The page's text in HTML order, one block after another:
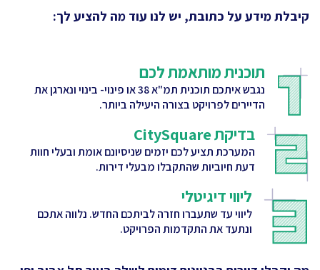
קיבלת מידע על כתובת, יש לנו עוד מה להציע לך:
תוכנית מותאמת לכם
נגבש איתכם תוכנית תמ"א 38 או פינוי- בינוי ונארגן את
הדיירים לפרויקט בצורה היעילה ביותר.
בדיקת CitySquare
המערכת תציע לכם יזמים שניסיונם אומת ובעלי חוות
דעת חיוביות שהתקבלו מבעלי דירות.
ליווי דיגיטלי
ליווי עד שתעברו חזרה לביתכם החדש. נלווה אתכם
ונתעד את התקדמות הפרויקט.